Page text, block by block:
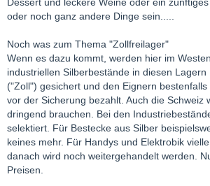
oder noch ganz andere Dinge sein.....
Noch was zum Thema "Zollfreilager"
Wenn es dazu kommt, werden hier im
industriellen Silberbestände in diesen
("Zoll") gesichert und den Eignern
vor der Sicherung bezahlt. Auch die Schweiz
dringend brauchen. Bei den
selektiert. Für Bestecke aus Silber
keines mehr. Für Handys und Elektrobik
danach wird noch weitergehandelt werden.
Preisen.